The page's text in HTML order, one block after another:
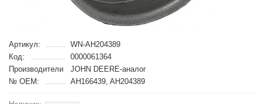
Артикул:
WN-AH204389
Код:
0000061364
Производители
JOHN DEERE-аналог
№ OEM:
AH166439, AH204389